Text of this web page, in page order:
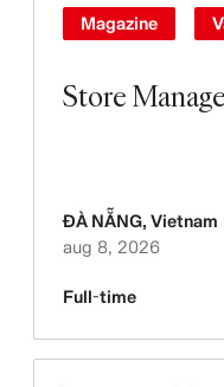
Store
Magazine
ĐÀ NẴNG, Vietnam
aug 8, 2026
Full-time